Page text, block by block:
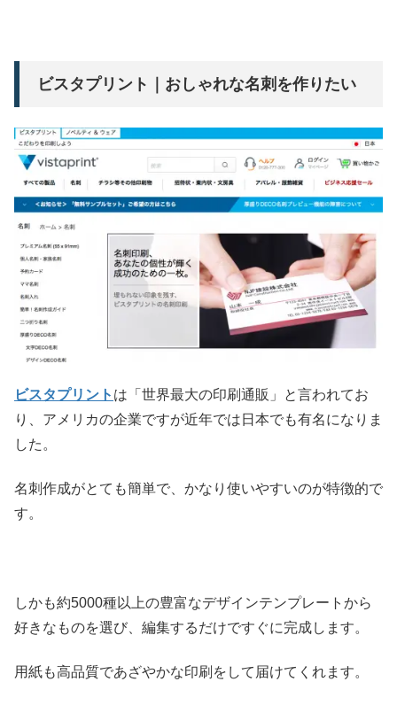
ビスタプリント｜おしゃれな名刺を作りたい
ビスタプリント は「世界最大の印刷通販」と言われてお
り、アメリカの企業ですが近年では日本でも有名になりま
した。
名刺作成がとても簡単で、かなり使いやすいのが特徴的で
す。
しかも約5000種以上の豊富なデザインテンプレートから
好きなものを選び、編集するだけですぐに完成します。
用紙も高品質であざやかな印刷をして届けてくれます。